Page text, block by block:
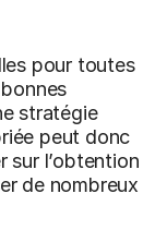
pour toutes
stratégie
peut donc
sur l’obtention
de nombreux